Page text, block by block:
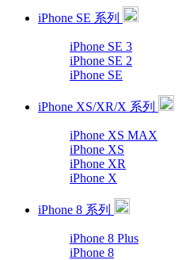
iPhone SE 系列
iPhone SE 3
iPhone SE 2
iPhone SE
iPhone XS/XR/X 系列
iPhone XS MAX
iPhone XS
iPhone XR
iPhone X
iPhone 8 系列
iPhone 8 Plus
iPhone 8